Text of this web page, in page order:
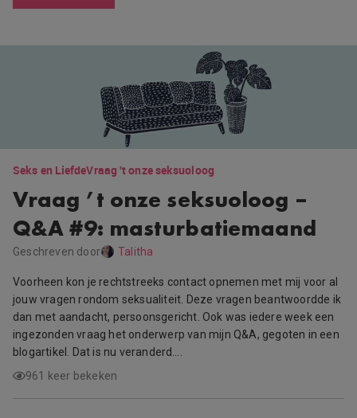
Seks en LiefdeVraag 't onze seksuoloog
Vraag ’t onze seksuoloog –
Q&A #9: masturbatiemaand
Geschreven door Talitha
Voorheen kon je rechtstreeks contact opnemen met mij voor al
jouw vragen rondom seksualiteit. Deze vragen beantwoordde ik
dan met aandacht, persoonsgericht. Ook was iedere week een
ingezonden vraag het onderwerp van mijn Q&A, gegoten in een
blogartikel. Dat is nu veranderd….
961 keer bekeken